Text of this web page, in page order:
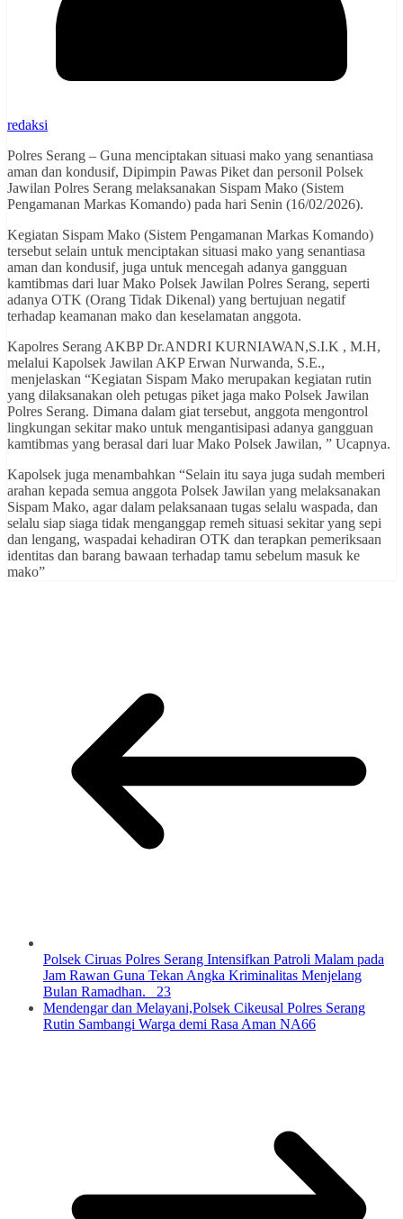
redaksi
Polres Serang – Guna menciptakan situasi mako yang senantiasa
aman dan kondusif, Dipimpin Pawas Piket dan personil Polsek
Jawilan Polres Serang melaksanakan Sispam Mako (Sistem
Pengamanan Markas Komando) pada hari Senin (16/02/2026).
Kegiatan Sispam Mako (Sistem Pengamanan Markas Komando)
tersebut selain untuk menciptakan situasi mako yang senantiasa
aman dan kondusif, juga untuk mencegah adanya gangguan
kamtibmas dari luar Mako Polsek Jawilan Polres Serang, seperti
adanya OTK (Orang Tidak Dikenal) yang bertujuan negatif
terhadap keamanan mako dan keselamatan anggota.
Kapolres Serang AKBP Dr.ANDRI KURNIAWAN,S.I.K , M.H,
melalui Kapolsek Jawilan AKP Erwan Nurwanda, S.E.,
menjelaskan “Kegiatan Sispam Mako merupakan kegiatan rutin
yang dilaksanakan oleh petugas piket jaga mako Polsek Jawilan
Polres Serang. Dimana dalam giat tersebut, anggota mengontrol
lingkungan sekitar mako untuk mengantisipasi adanya gangguan
kamtibmas yang berasal dari luar Mako Polsek Jawilan, ” Ucapnya.
Kapolsek juga menambahkan “Selain itu saya juga sudah memberi
arahan kepada semua anggota Polsek Jawilan yang melaksanakan
Sispam Mako, agar dalam pelaksanaan tugas selalu waspada, dan
selalu siap siaga tidak menganggap remeh situasi sekitar yang sepi
dan lengang, waspadai kehadiran OTK dan terapkan pemeriksaan
identitas dan barang bawaan terhadap tamu sebelum masuk ke
mako”
Polsek Ciruas Polres Serang Intensifkan Patroli Malam pada
Jam Rawan Guna Tekan Angka Kriminalitas Menjelang
Bulan Ramadhan. 23
Mendengar dan Melayani,Polsek Cikeusal Polres Serang
Rutin Sambangi Warga demi Rasa Aman NA66